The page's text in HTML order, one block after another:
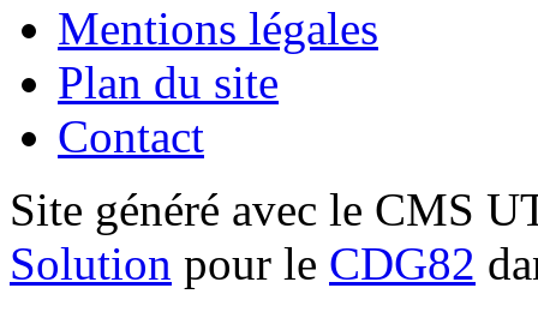
Mentions légales
Plan du site
Contact
Site généré avec le CMS
Solution pour le CDG82